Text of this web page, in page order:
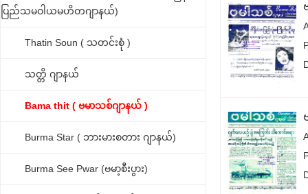
ပြည်သမဝါယမဟိတဂျာနယ်)
Thatin Soun ( သတင်းစုံ )
သတ္တိ ဂျာနယ်
Bama thit ( ဗမာသစ်ဂျာနယ် )
Burma Star ( ဘားမားစတား ဂျာနယ်)
Burma See Pwar (ဗမာ့စီးပွား)